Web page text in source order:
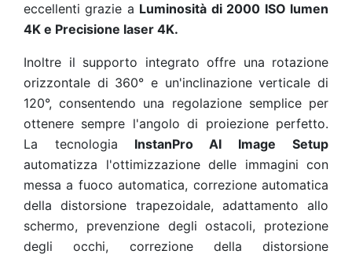
eccellenti grazie a Luminosità di 2000 ISO lumen
4K e Precisione laser 4K.
Inoltre il supporto integrato offre una rotazione
orizzontale di 360° e un'inclinazione verticale di
120°, consentendo una regolazione semplice per
ottenere sempre l'angolo di proiezione perfetto.
La tecnologia InstanPro AI Image Setup
automatizza l'ottimizzazione delle immagini con
messa a fuoco automatica, correzione automatica
della distorsione trapezoidale, adattamento allo
schermo, prevenzione degli ostacoli, protezione
degli occhi, correzione della distorsione